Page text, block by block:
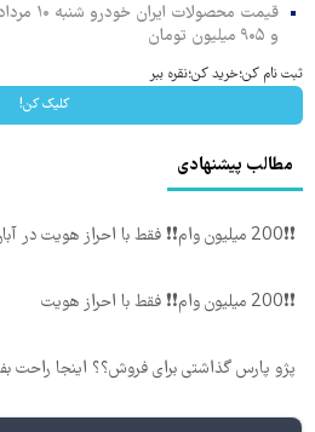
و ۹۰۵ میلیون تومان
ثبت نام کن؛خرید کن؛نقره ببر
کلیک کن!
مطالب پیشنهادی
❗❗200 میلیون وام❗❗ فقط با احراز هویت در آبان تتر
❗❗200 میلیون وام❗❗ فقط با احراز هویت
پژو پارس گذاشتی برای فروش؟؟ اینجا راحت